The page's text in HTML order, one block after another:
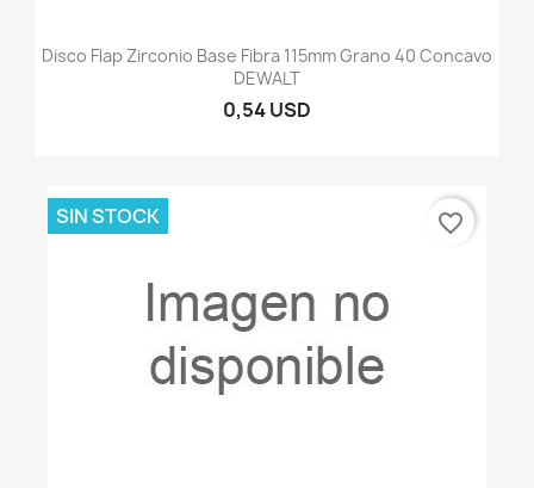
Disco Flap Zirconio Base Fibra 115mm Grano 40 Concavo
DEWALT
0,54 USD
SIN STOCK favorite_border